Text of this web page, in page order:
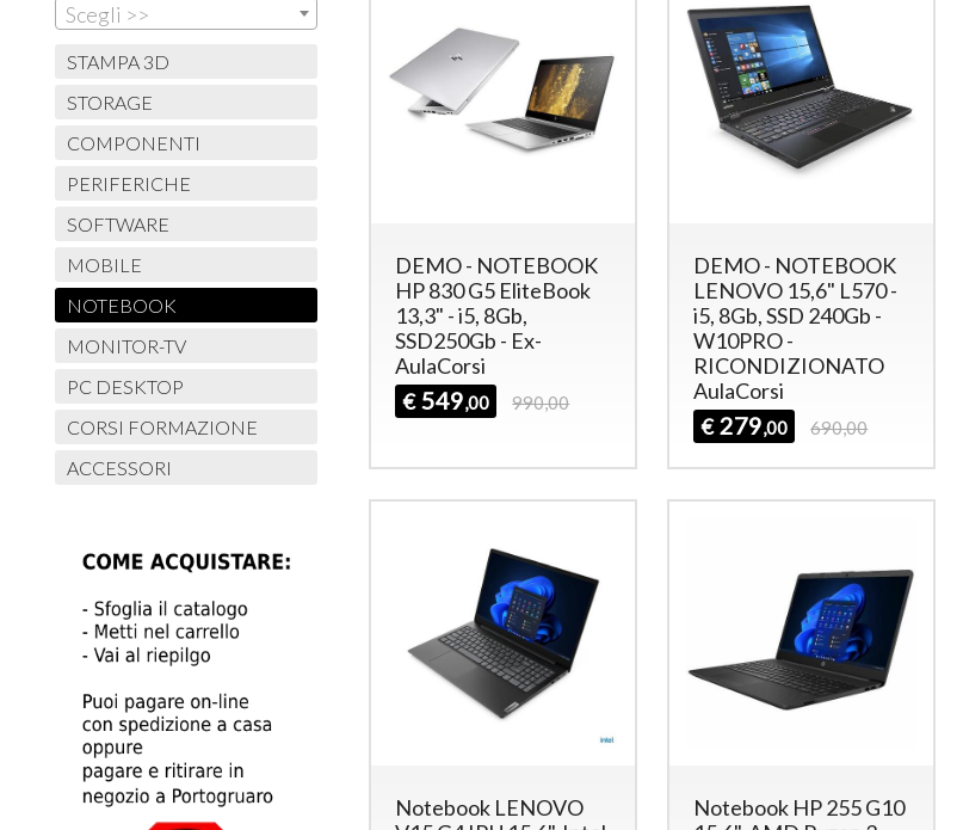
DEMO - NOTEBOOK
HP 830 G5 EliteBook
13,3" - i5, 8Gb,
SSD250Gb - Ex-
AulaCorsi
€ 549,00 990,00
DEMO - NOTEBOOK
LENOVO 15,6" L570 -
i5, 8Gb, SSD 240Gb -
W10PRO -
RICONDIZIONATO
AulaCorsi
€ 279,00 690,00
Notebook LENOVO
Notebook HP 255 G10
Scegli >>
STAMPA 3D
STORAGE
COMPONENTI
PERIFERICHE
SOFTWARE
MOBILE
NOTEBOOK
MONITOR-TV
PC DESKTOP
CORSI FORMAZIONE
ACCESSORI